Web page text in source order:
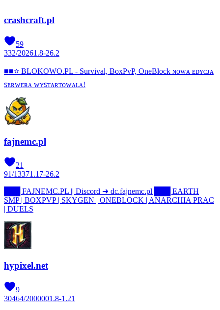
crashcraft.pl
59
332/20261.8-26.2
■■⭐ BLOKOWO.PL - Survival, BoxPvP, OneBlock ɴᴏᴡᴀ ᴇᴅʏᴄᴊᴀ
ꜱᴇʀᴡᴇʀᴀ ᴡʏꜱᴛᴀʀᴛᴏᴡᴀʟᴀ!
fajnemc.pl
21
91/13371.17-26.2
███ FAJNEMC.PL || Discord ➜ dc.fajnemc.pl ███ EARTH
SMP | BOXPVP | SKYGEN | ONEBLOCK | ANARCHIA PRAC
| DUELS
hypixel.net
9
30464/2000001.8-1.21